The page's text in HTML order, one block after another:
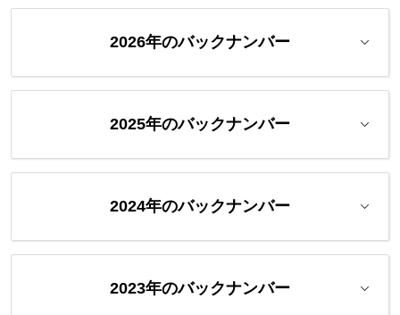
2026年のバックナンバー
2025年のバックナンバー
2024年のバックナンバー
2023年のバックナンバー